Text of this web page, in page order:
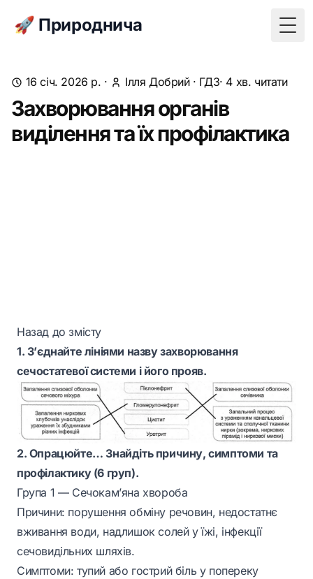
🚀 Природнича
16 січ. 2026 р. · Ілля Добрий· ГДЗ· 4 хв. читати
Захворювання органів
виділення та їх профілактика
Назад до змісту
1. З’єднайте лініями назву захворювання
сечостатевої системи і його прояв.
2. Опрацюйте… Знайдіть причину, симптоми та
профілактику (6 груп).
Група 1 — Сечокам’яна хвороба
Причини: порушення обміну речовин, недостатнє
вживання води, надлишок солей у їжі, інфекції
сечовидільних шляхів.
Симптоми: тупий або гострий біль у попереку